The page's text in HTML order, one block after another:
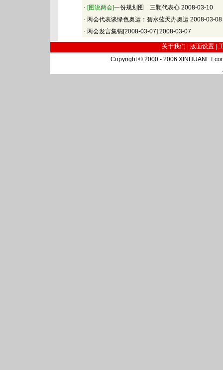
· [图说两会]一份规划图 三颗代表心 2008-03-10
· 两会代表谈绿色奥运：碧水蓝天办奥运 2008-03-08
· 两会发言集锦[2008-03-07] 2008-03-07
关于我们 | 版面设置
Copyright © 2000 - 2006